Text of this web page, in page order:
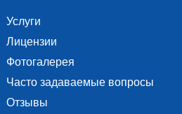
Услуги
Лицензии
Фотогалерея
Часто задаваемые вопросы
Отзывы